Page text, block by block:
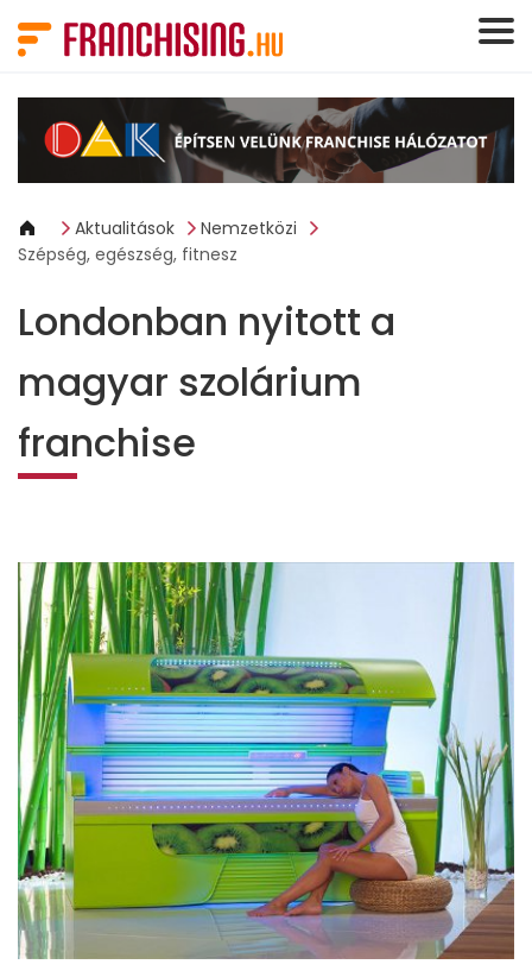
Aktualitások
Nemzetközi
Szépség, egészség, fitnesz
Londonban nyitott a
magyar szolárium
franchise